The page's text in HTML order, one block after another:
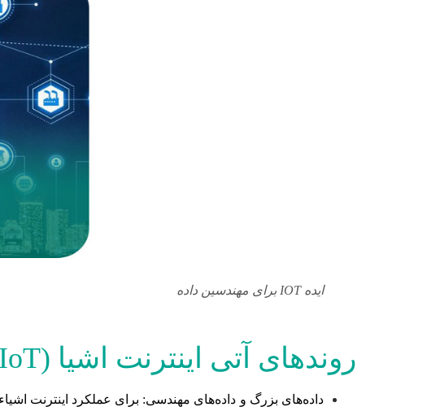
ایده IOT برای مهندسین داده
روندهای آتی اینترنت اشیا (IoT) در سال 2018
داده‌های بزرگ و داده‌های مهندسی: برای عملکرد اینترنت